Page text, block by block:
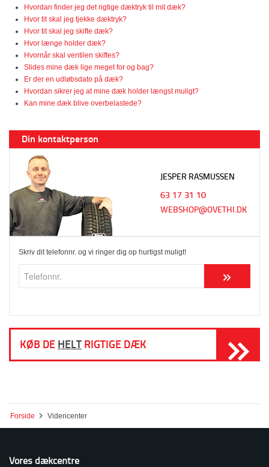
Hvordan finder jeg det rigtige dæktryk til mit dæk?
Hvor tit skal jeg tjekke dæktryk?
Hvor tit skal jeg skifte dæk?
Hvor længe holder dæk?
Hvornår skal ventilen skiftes?
Slides mine dæk lige meget for og bag?
Er der en udløbsdato på dæk?
Hvordan sikrer jeg at mine dæk holder længst muligt?
Kan mine dæk blive overbelastede?
Din kontaktperson
JESPER RASMUSSEN
63 17 31 10
WEBSHOP@OVETHI.DK
Skriv dit telefonnr. og vi ringer dig op hurtigst muligt!
KØB DE HELT RIGTIGE DÆK
Forside Videncenter
Vores dækcentre